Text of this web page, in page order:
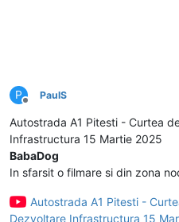
P
Deconectat
PaulS
Autostrada A1 Pitesti - Curtea
Infrastructura 15 Martie 2025
BabaDog
In sfarsit o filmare si din zona
Autostrada A1 Pitesti -
Dezvoltare Infrastructura 15